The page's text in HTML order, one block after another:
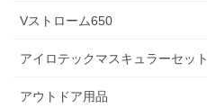
Vストローム650
アイロテックマスキュラーセット
アウトドア用品